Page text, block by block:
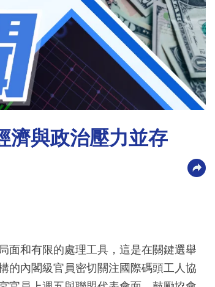
濟與政治壓力並存
面和有限的處理工具，這是在關鍵選舉
的內閣級官員密切關注國際碼頭工人協